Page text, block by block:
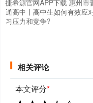
捷希源官网APP下载 惠州市
通高中丨高中生如何有效应
习压力和竞争?
相关评论
本文评分*